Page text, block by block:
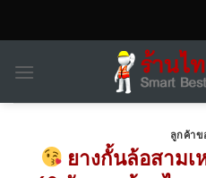
ลูกค้าข
ยางกั้นล้อสาม